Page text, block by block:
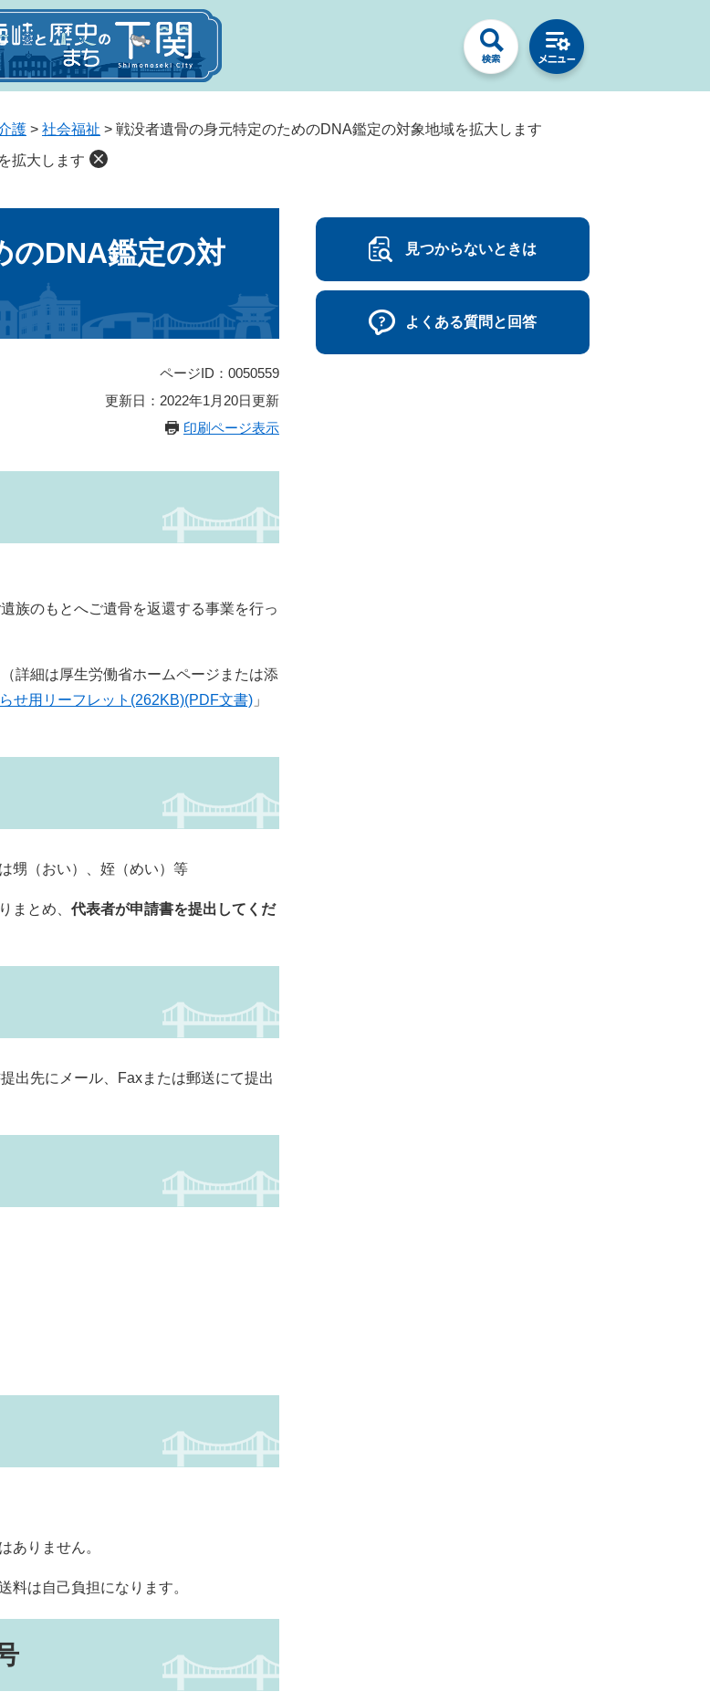
護 > 社会福祉 > 戦没者遺骨の身元特定のためのDNA鑑定の対象地域を拡大します
拡大します
のDNA鑑定の対
ページID：0050559
更新日：2022年1月20日更新
印刷ページ表示
族のもとへご遺骨を返還する事業を行っ
詳細は厚生労働省ホームページまたは添
せ用リーフレット(262KB)(PDF文書) 」
甥（おい）、姪（めい）等
まとめ、 代表者が申請書を提出してくだ
出先にメール、Faxまたは郵送にて提出
ありません。
は自己負担になります。
見つからないときは
よくある質問と回答